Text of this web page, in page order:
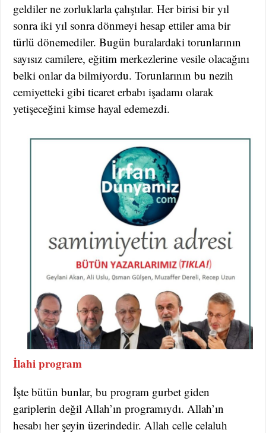
geldiler ne zorluklarla çalıştılar. Her birisi bir yıl
sonra iki yıl sonra dönmeyi hesap ettiler ama bir
türlü dönemediler. Bugün buralardaki torunlarının
sayısız camilere, eğitim merkezlerine vesile olacağını
belki onlar da bilmiyordu. Torunlarının bu nezih
cemiyetteki gibi ticaret erbabı işadamı olarak
yetişeceğini kimse hayal edemezdi.
İlahi program
İşte bütün bunlar, bu program gurbet giden
gariplerin değil Allah’ın programıydı. Allah’ın
hesabı her şeyin üzerindedir. Allah celle celaluh